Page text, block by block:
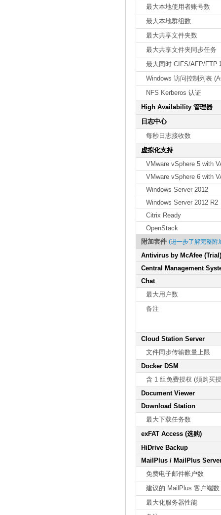
最大本地使用者账号数
最大本地群组数
最大共享文件夹数
最大共享文件夹同步任务
最大同时 CIFS/AFP/FTP
Windows 访问控制列表
NFS Kerberos 认证
High Availability 管理器
日志中心
每秒日志接收数
虚拟化支持
VMware vSphere 5 with
VMware vSphere 6 with
Windows Server 2012
Windows Server 2012 R2
Citrix Ready
OpenStack
附加套件 (进一步了解完整附
Antivirus by McAfee (Trial)
Central Management
Chat
最大用户数
备注
Cloud Station Server
文件同步传输数量上限
Docker DSM
含 1 组免费授权 (须购买
Document Viewer
Download Station
最大下载任务数
exFAT Access (选购)
HiDrive Backup
MailPlus / MailPlus
免费电子邮件帐户数
建议的 MailPlus 客户端数
最大化服务器性能